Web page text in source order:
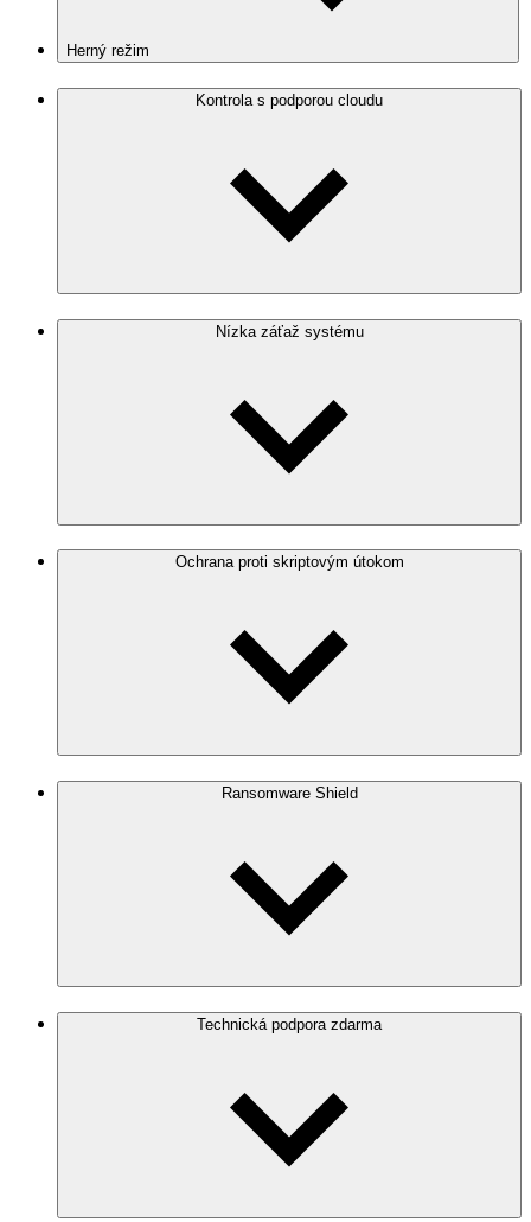
Herný režim
Kontrola s podporou cloudu
Nízka záťaž systému
Ochrana proti skriptovým útokom
Ransomware Shield
Technická podpora zdarma